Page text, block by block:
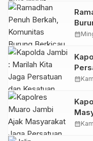
calendar_month
calendar_month
calendar_month